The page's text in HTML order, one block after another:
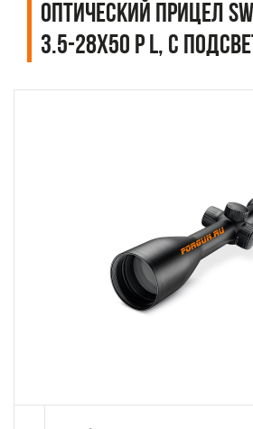
Оптический прицел
3.5-28x50 P L, с